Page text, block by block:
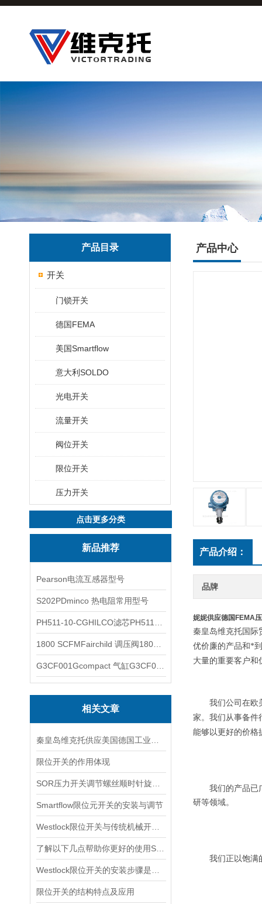
产品目录
开关
门锁开关
德国FEMA
美国Smartflow
意大利SOLDO
光电开关
流量开关
阀位开关
限位开关
压力开关
点击更多分类
新品推荐
Pearson电流互感器型号
S202PDminco 热电阻常用型号
相关文章
限位开关的作用体现
Smartflow限位元开关的安装与调节
限位开关的结构特点及应用
产品中心
产品介绍：
品牌
妮妮供应德国FEMA
秦皇岛维克托国际
优价廉的产品和*
大量的重要客户和
我们公司在欧
家。我们从事备件
能够以更好的价格
我们的产品已广
研等领域。
我们正以饱满的